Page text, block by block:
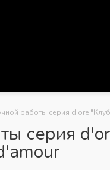
работы серия d'ore
серия